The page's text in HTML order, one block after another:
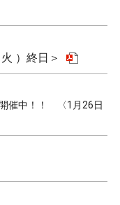
）終日＞
催中！！ 〈1月26日